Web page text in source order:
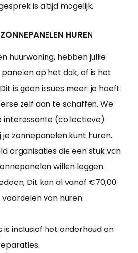
is altijd mogelijk.
HUREN
huurwoning, hebben jullie
op het dak, of is het
is geen issues meer: je hoeft
zelf aan te schaffen. We
interessante (collectieve)
zonnepanelen kunt huren.
organisaties die een stuk van
willen leggen.
Dit kan al vanaf €70,00
van huren:
is inclusief het onderhoud en